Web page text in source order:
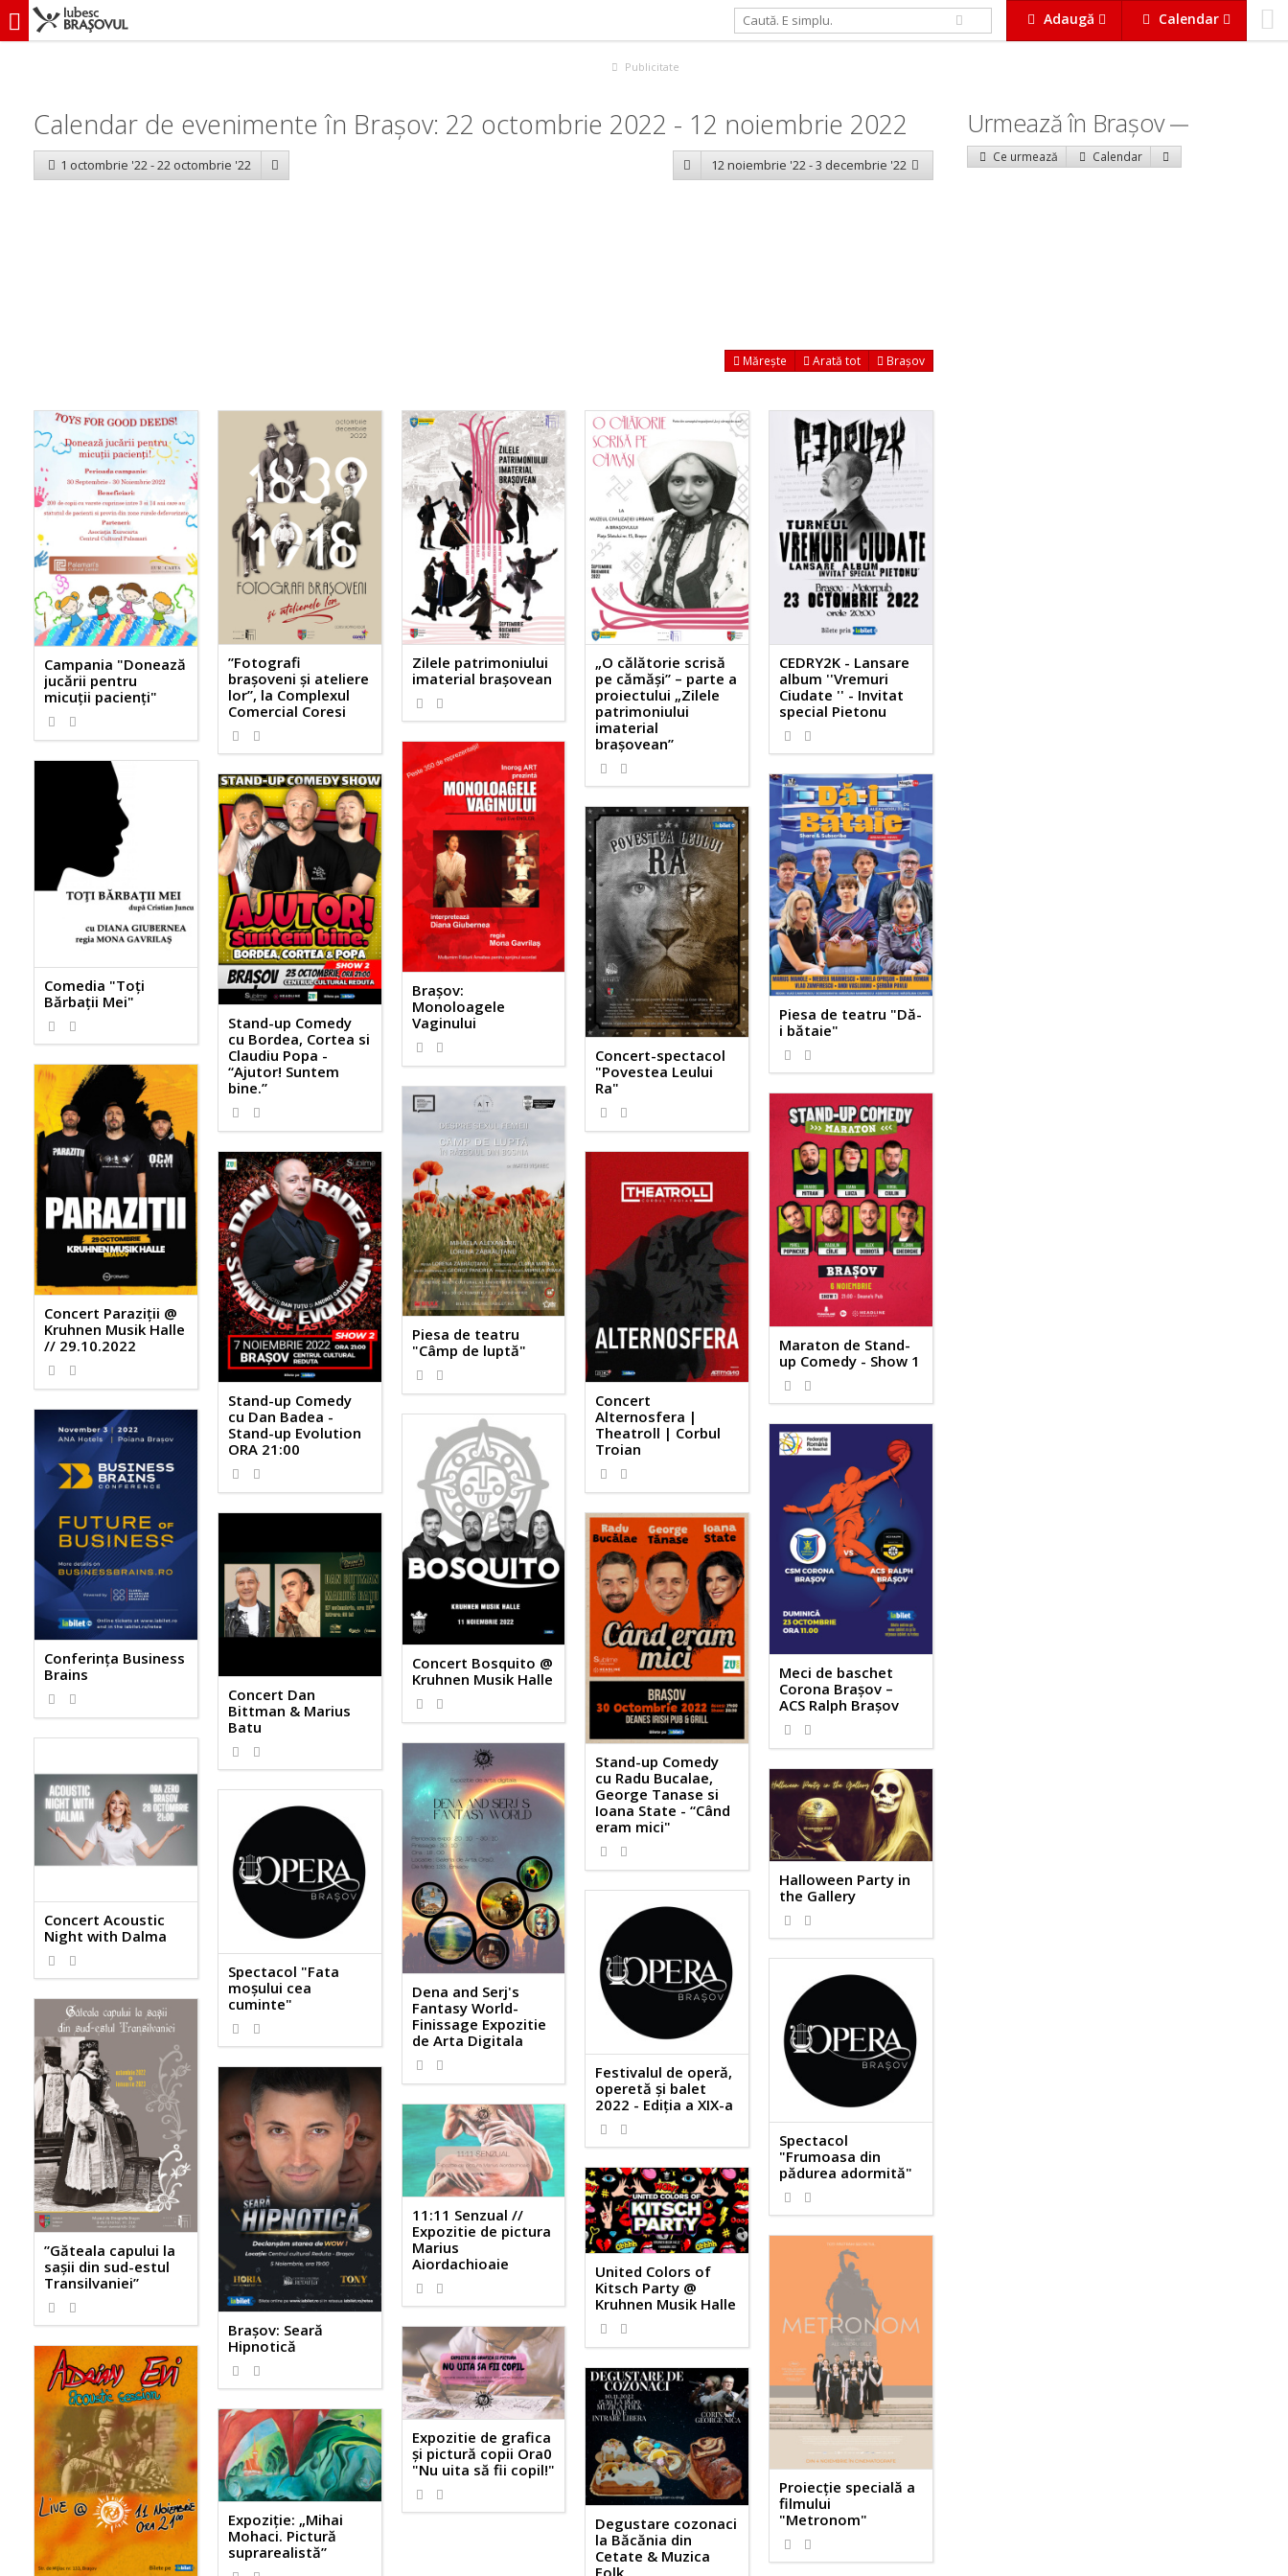
Adaugă Calendar
iubescbraşovul.ro
Publicitate
Calendar de evenimente în Brașov: 22 octombrie 2022 - 12 noiembrie 2022
1 octombrie '22 - 22 octombrie '22 12 noiembrie '22 - 3 decembrie '22
Mărește Arată tot Brașov
Campania "Donează
jucării pentru
micuții pacienți"
”Fotografi
brașoveni și ateliere
lor”, la Complexul
Comercial Coresi
Zilele patrimoniului
imaterial brașovean
„O călătorie scrisă
pe cămăși” – parte a
proiectului „Zilele
patrimoniului
imaterial
brașovean”
CEDRY2K - Lansare
album ''Vremuri
Ciudate '' - Invitat
special Pietonu
Brașov:
Monoloagele
Vaginului
Comedia "Toți
Bărbații Mei"
Stand-up Comedy
cu Bordea, Cortea si
Claudiu Popa -
“Ajutor! Suntem
bine.”
Piesa de teatru "Dă-
i bătaie"
Concert-spectacol
"Povestea Leului
Ra"
Concert Paraziții @
Kruhnen Musik Halle
// 29.10.2022
Piesa de teatru
"Câmp de luptă"
Maraton de Stand-
up Comedy - Show 1
Stand-up Comedy
cu Dan Badea -
Stand-up Evolution
ORA 21:00
Concert
Alternosfera |
Theatroll | Corbul
Troian
Conferința Business
Brains
Concert Bosquito @
Kruhnen Musik Halle
Meci de baschet
Corona Brașov –
ACS Ralph Brașov
Concert Dan
Bittman & Marius
Batu
Stand-up Comedy
cu Radu Bucalae,
George Tanase si
Ioana State - “Când
eram mici"
Concert Acoustic
Night with Dalma
Dena and Serj's
Fantasy World-
Finissage Expozitie
de Arta Digitala
Halloween Party in
the Gallery
Spectacol "Fata
moșului cea
cuminte"
Festivalul de operă,
operetă și balet
2022 - Ediția a XIX-a
Spectacol
"Frumoasa din
pădurea adormită"
”Găteala capului la
sașii din sud-estul
Transilvaniei”
Brașov: Seară
Hipnotică
11:11 Senzual //
Expozitie de pictura
Marius
Aiordachioaie
United Colors of
Kitsch Party @
Kruhnen Musik Halle
Proiecție specială a
filmului
"Metronom"
Expozitie de grafica
și pictură copii Ora0
"Nu uita să fii copil!"
Degustare cozonaci
la Băcănia din
Cetate & Muzica
Folk
Expoziție: „Mihai
Mohaci. Pictură
suprarealistă”
Urmează în Braşov
Ce urmează Calendar